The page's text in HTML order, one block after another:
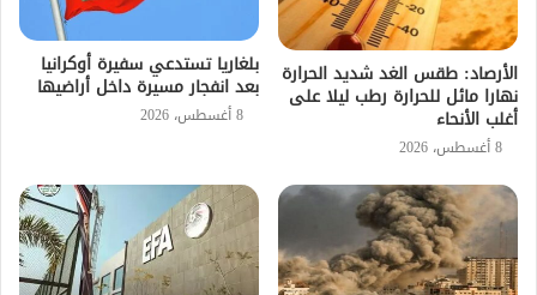
الأرصاد: طقس الغد شديد الحرارة
نهارا مائل للحرارة رطب ليلا على
أغلب الأنحاء
8 أغسطس، 2026
بلغاريا تستدعي سفيرة أوكرانيا
بعد انفجار مسيرة داخل أراضيها
8 أغسطس، 2026